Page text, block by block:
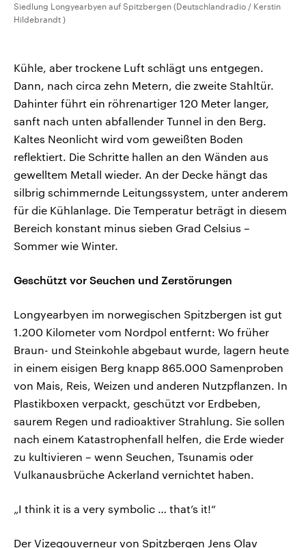
Siedlung Longyearbyen auf Spitzbergen (Deutschlandradio / Kerstin
Hildebrandt )
Kühle, aber trockene Luft schlägt uns entgegen.
Dann, nach circa zehn Metern, die zweite Stahltür.
Dahinter führt ein röhrenartiger 120 Meter langer,
sanft nach unten abfallender Tunnel in den Berg.
Kaltes Neonlicht wird vom geweißten Boden
reflektiert. Die Schritte hallen an den Wänden aus
gewelltem Metall wieder. An der Decke hängt das
silbrig schimmernde Leitungssystem, unter anderem
für die Kühlanlage. Die Temperatur beträgt in diesem
Bereich konstant minus sieben Grad Celsius –
Sommer wie Winter.
Geschützt vor Seuchen und Zerstörungen
Longyearbyen im norwegischen Spitzbergen ist gut
1.200 Kilometer vom Nordpol entfernt: Wo früher
Braun- und Steinkohle abgebaut wurde, lagern heute
in einem eisigen Berg knapp 865.000 Samenproben
von Mais, Reis, Weizen und anderen Nutzpflanzen. In
Plastikboxen verpackt, geschützt vor Erdbeben,
saurem Regen und radioaktiver Strahlung. Sie sollen
nach einem Katastrophenfall helfen, die Erde wieder
zu kultivieren – wenn Seuchen, Tsunamis oder
Vulkanausbrüche Ackerland vernichtet haben.
„I think it is a very symbolic … that’s it!“
Der Vizegouverneur von Spitzbergen Jens Olav